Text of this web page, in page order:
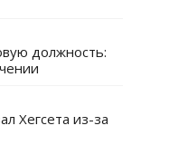
должность:
Хегсета из-за